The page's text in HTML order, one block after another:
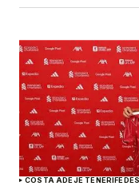
COSTA ADEJE TENERIFE